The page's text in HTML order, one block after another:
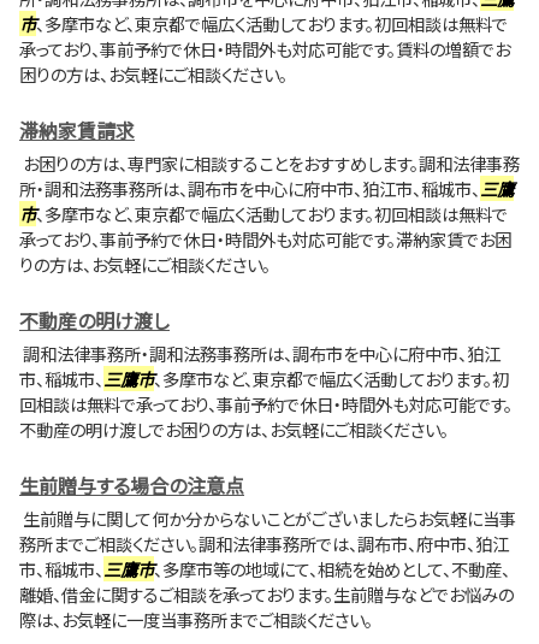
市、多摩市など、東京都で幅広く活動しております。初回相談は無料で
承っており、事前予約で休日・時間外も対応可能です。賃料の増額でお
困りの方は、お気軽にご相談ください。
滞納家賃請求
お困りの方は、専門家に相談することをおすすめします。調和法律事務
所・調和法務事務所は、調布市を中心に府中市、狛江市、稲城市、三鷹
市、多摩市など、東京都で幅広く活動しております。初回相談は無料で
承っており、事前予約で休日・時間外も対応可能です。滞納家賃でお困
りの方は、お気軽にご相談ください。
不動産の明け渡し
調和法律事務所・調和法務事務所は、調布市を中心に府中市、狛江
市、稲城市、三鷹市、多摩市など、東京都で幅広く活動しております。初
回相談は無料で承っており、事前予約で休日・時間外も対応可能です。
不動産の明け渡しでお困りの方は、お気軽にご相談ください。
生前贈与する場合の注意点
生前贈与に関して何か分からないことがございましたらお気軽に当事
務所までご相談ください。調和法律事務所では、調布市、府中市、狛江
市、稲城市、三鷹市、多摩市等の地域にて、相続を始めとして、不動産、
離婚、借金に関するご相談を承っております。生前贈与などでお悩みの
際は、お気軽に一度当事務所までご相談ください。